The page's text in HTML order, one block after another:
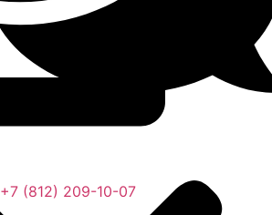
+7 (812) 209-10-07